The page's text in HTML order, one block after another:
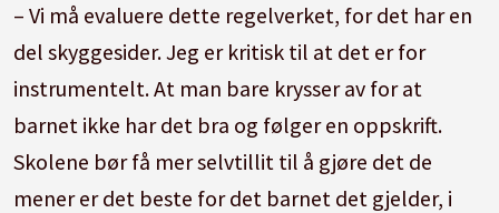
– Vi må evaluere dette regelverket, for det har en
del skyggesider. Jeg er kritisk til at det er for
instrumentelt. At man bare krysser av for at
barnet ikke har det bra og følger en oppskrift.
Skolene bør få mer selvtillit til å gjøre det de
mener er det beste for det barnet det gjelder, i